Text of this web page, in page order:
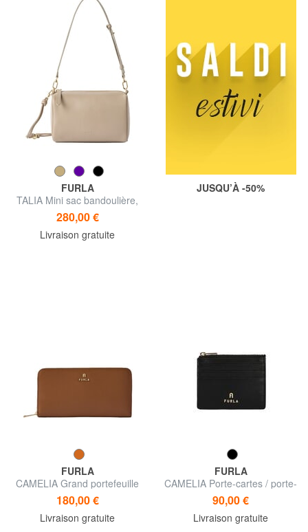
FURLA
TALIA Mini sac bandoulière,
avec bandoulière
280,00 €
Livraison gratuite
JUSQU’À -50%
FURLA
CAMELIA Grand portefeuille
zippé
180,00 €
Livraison gratuite
FURLA
CAMELIA Porte-cartes / porte-
monnaie en cuir
90,00 €
Livraison gratuite